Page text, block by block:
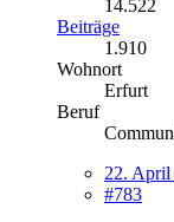
14.522
Beiträge
1.910
Wohnort
Erfurt
Beruf
22. April
#783